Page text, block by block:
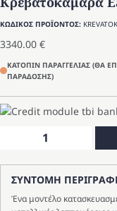
ΚΩΔΙΚΟΣ ΠΡΟΪΟΝΤΟΣ:
3340.00 €
ΚΑΤΟΠΙΝ ΠΑΡΑΓΓΕΛΙΑΣ (ΘΑ
ΠΑΡΑΔΟΣΗΣ)
Κρεβατοκάμαρα
ποσότητα
ΣΥΝΤΟΜΗ
Ένα μοντέλο